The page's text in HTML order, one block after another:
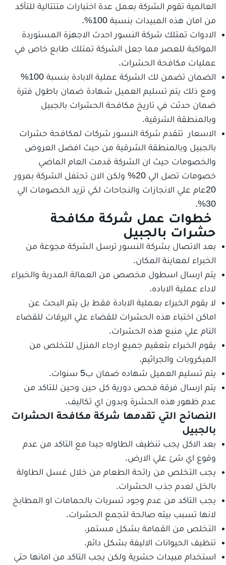
العالمية تقوم الشركة بعمل عدة اختبارات متتتالية للتأكد
من امان هذه المبيدات بنسبة 100%.
الادوات تمتلك شركة النسور احدث الاجهزة المستوردة
المواكبة للعصر مما جعل الشركة تمتلك طابع خاص في
عمليات مكافحة الحشرات.
الضمان تضمن لك الشركة عملية الابادة بنسبة 100%
ومع ذلك يتم تسليم العميل شهادة ضمان باطول فترة
ضمان حدثت في تاريخ مكافحة الحشرات بالجبيل
وبالمنطقة الشرقية.
الاسعار تتقدم شركة النسور شركات لمكافحة حشرات
بالجبيل وبالمنطقة الشرقية من حيث افضل العروض
والخصومات حيث ان الشركة قدمت العام الماضي
خصومات تصل الي 20% ولكن الان تحتفل الشركة بمرور
20عام علي الانجازات والنجاحات لكي تزيد الخصومات الي
30%.
خطوات عمل شركة مكافحة
حشرات بالجبيل
بعد الاتصال بشركة النسور ترسل الشركة مجوعة من
الخبراء لمعاينة المكان.
يتم ارسال اسطول مخصص من العمالة المدربة والخبراء
لاداء عملية الاباده.
لا يقوم الخبراء بعملية الابادة فقط بل يتم البحث عن
اماكن اختباء هذه الحشرات للقضاء علي اليرقات للقضاء
التام علي منبع هذه الحشرات.
يقوم الخبراء بتعقيم جميع ارجاء المنزل للتخلص من
الميكروبات والجراثيم.
يتم تسليم العميل شهاده ضمان ب5 سنوات.
يتم ارسال فرقة فحص دورية كل حين وحين للتاكد من
عدم ظهور هذه الحشرة وبدون اي تكاليف.
النصائح التي تقدمها شركة مكافحة الحشرات
بالجبيل
بعد الاكل يجب تنظيف الطاوله جيدا مع التاكد من عدم
وقوع اي شئ علي الارض.
يجب التخلص من رائحة الطعام من خلال غسل الطاولة
بالخل لعدم جذب الحشرات.
يجب التاكد من عدم وجود تسربات بالحمامات او المطابخ
لانها تسبب بيئه صالحة لتجمع الحشرات.
التخلص من القمامة بشكل مستمر.
تنظيف الحيوانات الاليفة بشكل دائم.
استخدام مبيدات حشرية ولكن يجب التاكد من امانها حتي